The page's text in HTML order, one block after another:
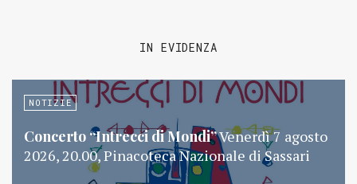
IN EVIDENZA
NOTIZIE
Concerto “Intrecci di Mondi”Venerdì 7 agosto
2026, 20.00, Pinacoteca Nazionale di Sassari